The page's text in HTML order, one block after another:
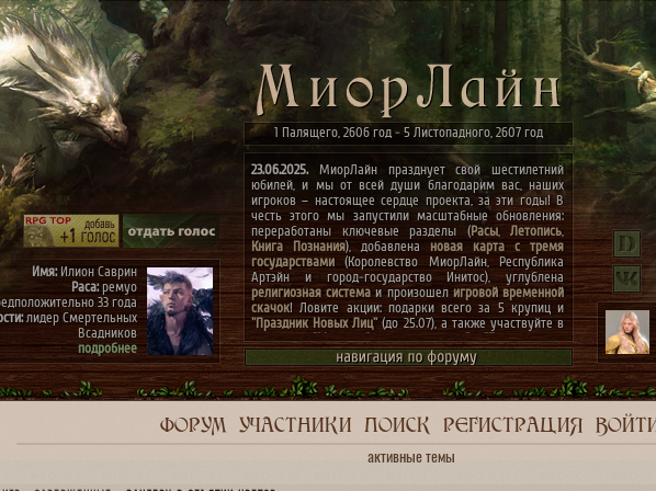
1 Палящего, 2606 год - 5 Листопадного, 2607 год
23.06.2025.МиорЛайн празднует свой шестилетний
юбилей, и мы от всей души благодарим вас, наших
игроков – настоящее сердце проекта, за эти годы! В
честь этого мы запустили масштабные обновления:
переработаны ключевые разделы (Расы, Летопись,
Книга Познания), добавлена новая карта с тремя
государствами(Королевство МиорЛайн, Республика
Артэйн и город-государство Инитос), углублена
религиозная системаи произошелигровой временной
скачок! Ловите акции: подарки всего за 5 крупиц и
"Праздник Новых Лиц"(до 25.07), а также участвуйте в
конкурсах"Маски сброшены, господа"и"Беспорядок в
архиве"(до 07.07)! Мечты сбываются, присоединяйтесь
к празднику! ✨
Имя:Илион Саврин
Раса:ремуо
33 года
лидер Смертельных
Всадников
подробнее
Имя:Тэрис
Раса:ремуо
30 лет
подробнее
ФОРУМ УЧАСТНИКИ ПОИСК РЕГИСТРАЦИЯ
активные темы